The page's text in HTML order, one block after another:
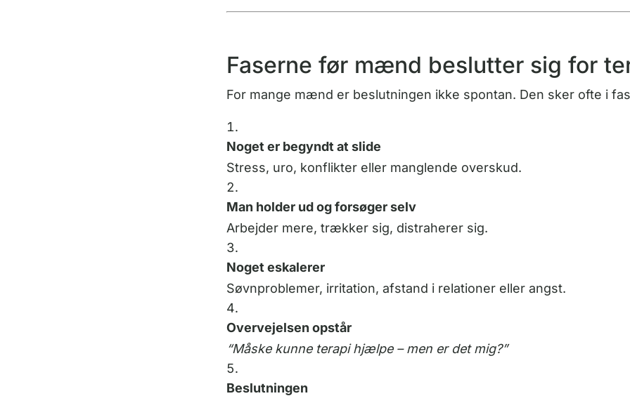
Faserne før mænd beslutter sig for
For mange mænd er beslutningen ikke spontan. Den sker ofte i
Noget er begyndt at slide
Stress, uro, konflikter eller manglende overskud.
Man holder ud og forsøger selv
Arbejder mere, trækker sig, distraherer sig.
Noget eskalerer
Søvnproblemer, irritation, afstand i relationer eller angst.
Overvejelsen opstår
“Måske kunne terapi hjælpe – men er det mig?”
Beslutningen